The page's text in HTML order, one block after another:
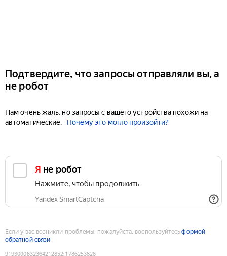
Подтвердите, что запросы отправляли вы, а
не робот
Нам очень жаль, но запросы с вашего устройства похожи на
автоматические.
Почему это могло произойти?
Я не робот
Нажмите, чтобы продолжить
Yandex SmartCaptcha
Если у вас возникли проблемы, пожалуйста, воспользуйтесьформой
обратной связи
9193000632364212852:1786253826